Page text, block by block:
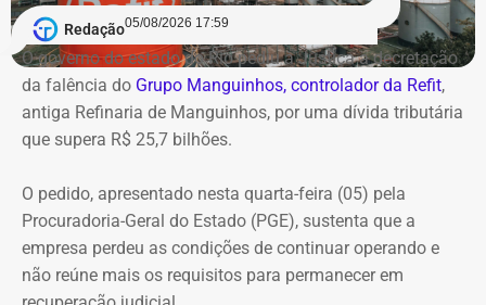
Redação05/08/2026 17:59
O governo do estado do Rio pediu à Justiça a decretação
da falência do Grupo Manguinhos, controlador da Refit,
antiga Refinaria de Manguinhos, por uma dívida tributária
que supera R$ 25,7 bilhões.
O pedido, apresentado nesta quarta-feira (05) pela
Procuradoria-Geral do Estado (PGE), sustenta que a
empresa perdeu as condições de continuar operando e
não reúne mais os requisitos para permanecer em